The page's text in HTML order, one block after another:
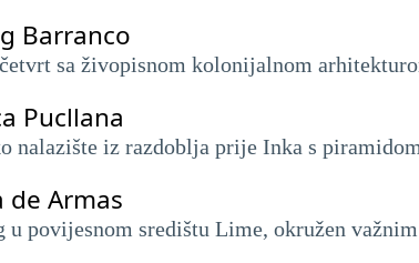
Barranco
sa živopisnom kolonijalnom
Pucllana
nalazište iz razdoblja prije Inka s
de Armas
u povijesnom središtu Lime, okružen